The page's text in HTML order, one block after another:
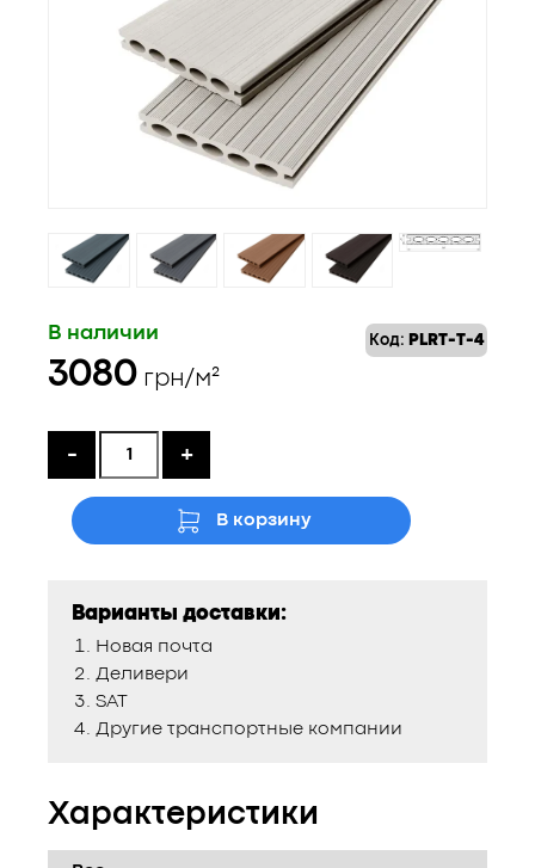
Код: PLRT-T-4
В наличии
3080 грн/м²
- +
В корзину
Варианты доставки:
Новая почта
Деливери
SAT
Другие транспортные компании
Характеристики